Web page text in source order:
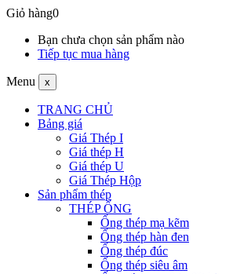
Giỏ hàng0
Bạn chưa chọn sản phẩm nào
Tiếp tục mua hàng
Menu x
TRANG CHỦ
Bảng giá
Giá Thép I
Giá thép H
Giá thép U
Giá Thép Hộp
Sản phẩm thép
THÉP ỐNG
Ống thép mạ kẽm
Ống thép hàn đen
Ống thép đúc
Ống thép siêu âm